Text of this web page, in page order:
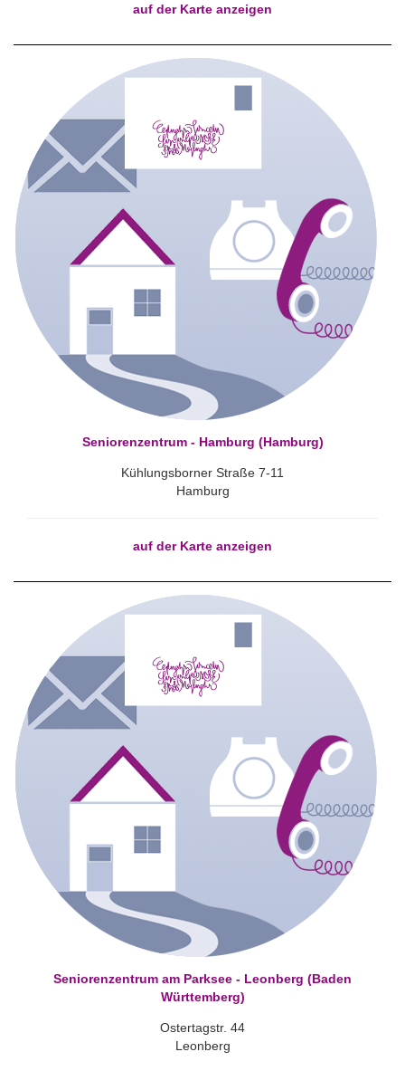
auf der Karte anzeigen
Seniorenzentrum - Hamburg (Hamburg)
Kühlungsborner Straße 7-11
Hamburg
auf der Karte anzeigen
Seniorenzentrum am Parksee - Leonberg (Baden
Württemberg)
Ostertagstr. 44
Leonberg